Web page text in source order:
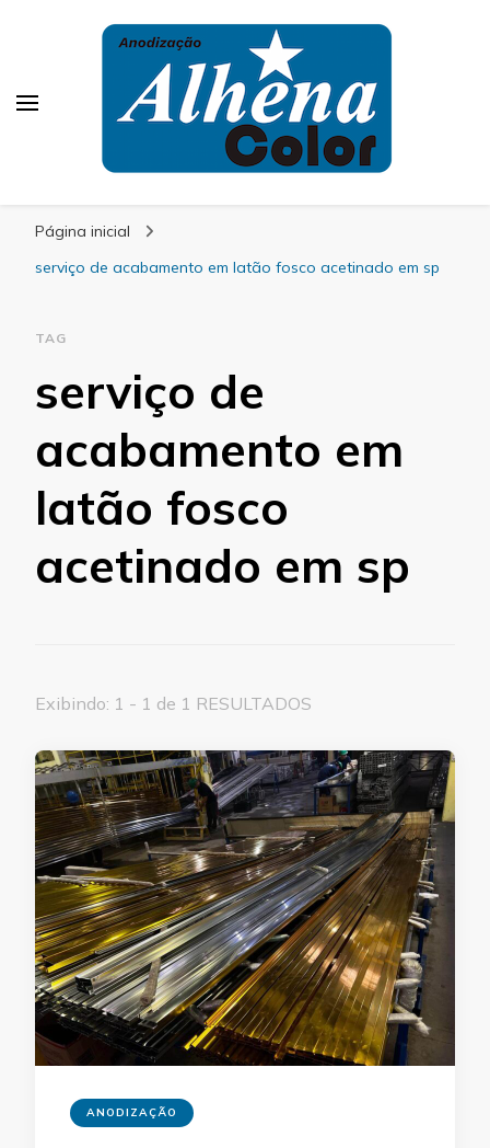
Página inicial
serviço de acabamento em latão fosco acetinado em sp
TAG
serviço de
acabamento em
latão fosco
acetinado em sp
Exibindo: 1 - 1 de 1 RESULTADOS
ANODIZAÇÃO